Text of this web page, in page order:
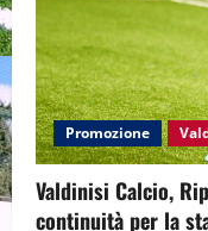
Promozione
Valdinisi Calcio,
continuità per la